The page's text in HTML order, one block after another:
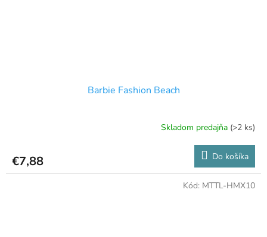
Barbie Fashion Beach
Skladom predajňa (>2 ks)
€7,88 Do košíka
Kód: MTTL-HMX10